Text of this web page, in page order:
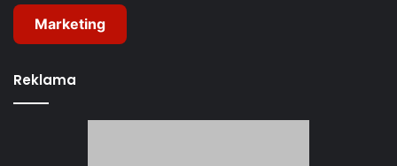
Marketing
Reklama